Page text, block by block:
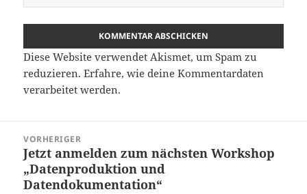
Diese Website verwendet Akismet, um Spam zu
reduzieren.Erfahre, wie deine Kommentardaten
verarbeitet werden.
VORHERIGER
Vorheriger
Beitrag:
Jetzt anmelden zum nächsten Workshop
„Datenproduktion und
Datendokumentation“